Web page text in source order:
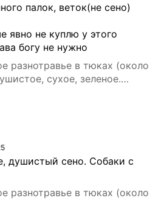
палок, веток(не сено)
явно не куплю у этого
богу не нужно
разнотравье в тюках (около
сухое, зеленое.
для собак.
душистый сено. Собаки с
разнотравье в тюках (около